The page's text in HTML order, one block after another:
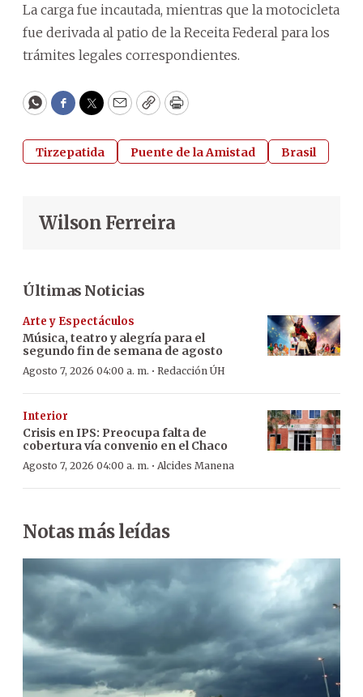
La carga fue incautada, mientras que la motocicleta
fue derivada al patio de la Receita Federal para los
trámites legales correspondientes.
WhatsApp
Facebook
Twitter
EmailCopyPrint
Tirzepatida Puente de la Amistad Brasil
Wilson Ferreira
Últimas Noticias
Arte y Espectáculos
Música, teatro y alegría para el
segundo fin de semana de agosto
Agosto 7, 2026 04:00 a. m. · Redacción ÚH
Interior
Crisis en IPS: Preocupa falta de
cobertura vía convenio en el Chaco
Agosto 7, 2026 04:00 a. m. · Alcides Manena
Notas más leídas